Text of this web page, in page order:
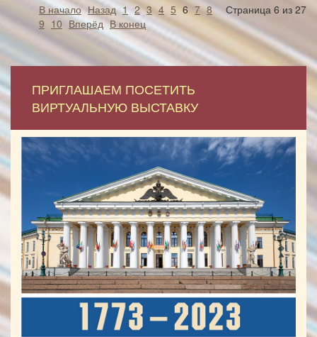
Страница 6 из 27
В начало Назад 1 2 3 4 5 6 7 8
9 10 Вперёд В конец
ПРИГЛАШАЕМ ПОСЕТИТЬ
ВИРТУАЛЬНУЮ ВЫСТАВКУ